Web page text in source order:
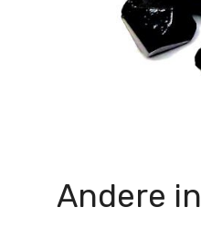
Andere